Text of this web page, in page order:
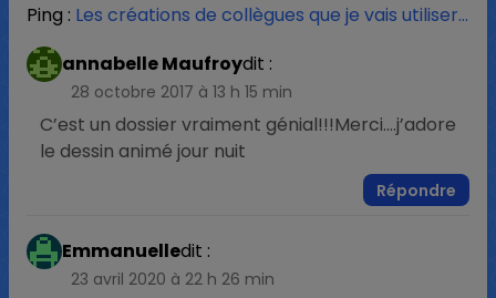
Ping : Les créations de collègues que je vais utiliser…
annabelle Maufroydit :
28 octobre 2017 à 13 h 15 min
C’est un dossier vraiment génial!!!Merci….j’adore
le dessin animé jour nuit
Répondre
Emmanuelledit :
23 avril 2020 à 22 h 26 min